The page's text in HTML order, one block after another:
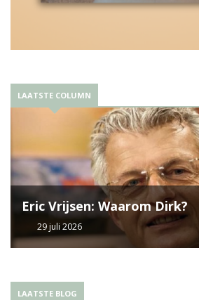
LAATSTE COLUMN
Eric Vrijsen: Waarom Dirk?
29 juli 2026
LAATSTE BLOG